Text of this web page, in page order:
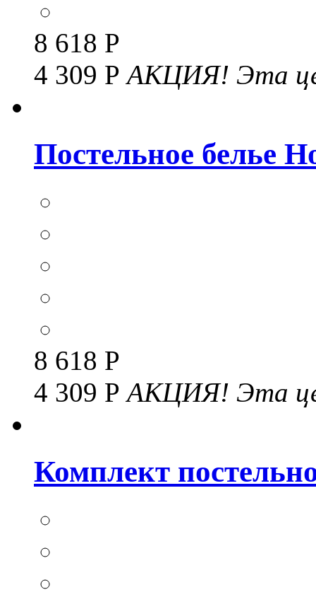
8 618 Р
4 309 РАКЦИЯ! Эта
Постельное белье
8 618 Р
4 309 РАКЦИЯ! Эта
Комплект